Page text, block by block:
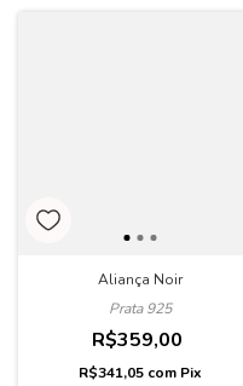
Aliança Noir
Prata 925
R$359,00
R$341,05 com Pix